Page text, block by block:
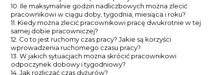
10. Ile maksymalnie godzin nadliczbowych można zlecić
pracownikowi w ciągu doby, tygodnia, miesiąca i roku?
11. Kiedy można zlecić pracownikowi pracę dwukrotnie w tej
samej dobie pracowniczej?
12. Co to jest ruchomy czas pracy? Jakie są korzyści
wprowadzenia ruchomego czasu pracy?
13. W jakich sytuacjach można skrócić pracownikowi
odpoczynek dobowy i tygodniowy?
14. Jak rozliczać czas dyżurów?